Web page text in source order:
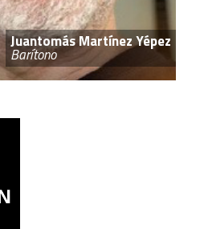
Juantomás Martínez Yépez
Barítono